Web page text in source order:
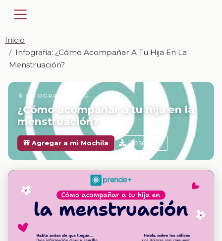
Inicio
Infografía: ¿Cómo Acompañar A Tu Hija En La
Menstruación?
📎 INFOGRAFÍA · JPG
¿Cómo acompañar a tu hija en la
menstruación?
🎒 Agregar a mi Mochila Descargar